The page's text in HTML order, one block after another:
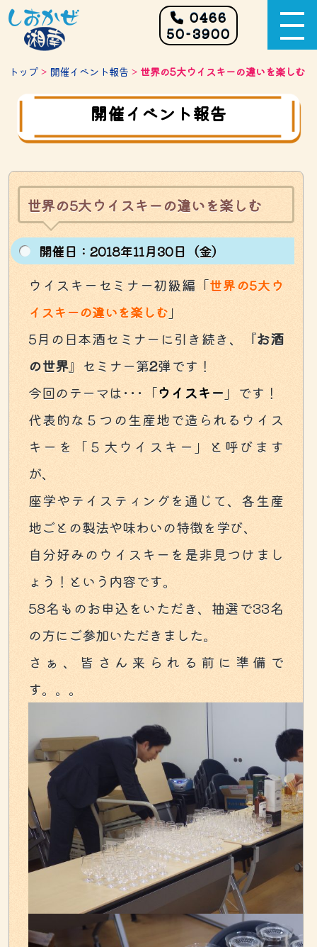
0466
50-3900
トップ> 開催イベント報告 > 世界の5大ウイスキーの違いを楽しむ
開催イベント報告
世界の5大ウイスキーの違いを楽しむ
開催⽇：2018年11月30日（金）
ウイスキーセミナー初級編「世界の5大ウ
イスキーの違いを楽しむ 」
5月の日本酒セミナーに引き続き、『お酒
の世界』セミナー第2弾です！
今回のテーマは･･･「ウイスキー 」です！
代表的な５つの生産地で造られるウイス
キーを「５大ウイスキー」と呼びます
が、
座学やテイスティングを通じて、各生産
地ごとの製法や味わいの特徴を学び、
自分好みのウイスキーを是非見つけまし
ょう！という内容です。
58名ものお申込をいただき、抽選で33名
の方にご参加いただきました。
さぁ、皆さん来られる前に準備で
す。。。